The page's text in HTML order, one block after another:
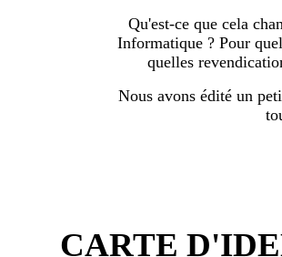
Qu'est-ce que cela
Informatique ? Pour
quelles
Nous avons édité un
CARTE